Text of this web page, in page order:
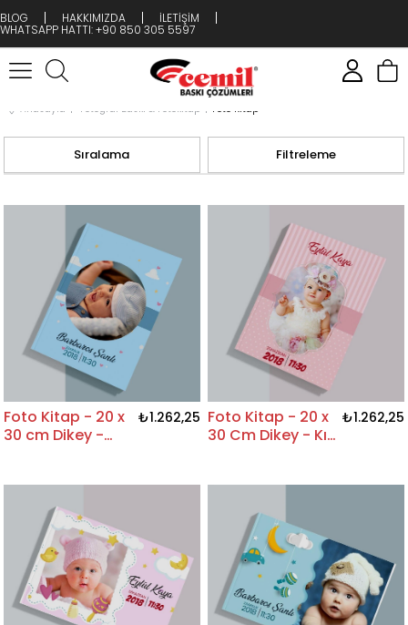
BLOG HAKKIMIZDA İLETİŞİM
WHATSAPP HATTI: +90 850 305 5597
Anasayfa Fotoğraf Baskı & Fotokitap Foto Kitap
Filtreleme
Sıralama
Foto Kitap - 20 x
30 cm Dikey -
₺1.262,25 Foto Kitap - 20 x
30 Cm Dikey - Kız
₺1.262,25